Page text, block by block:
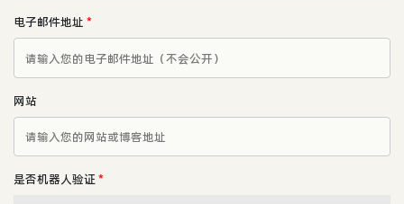
电子邮件地址 *
网站
是否机器人验证 *